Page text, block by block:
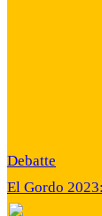
Debatte
El Gordo